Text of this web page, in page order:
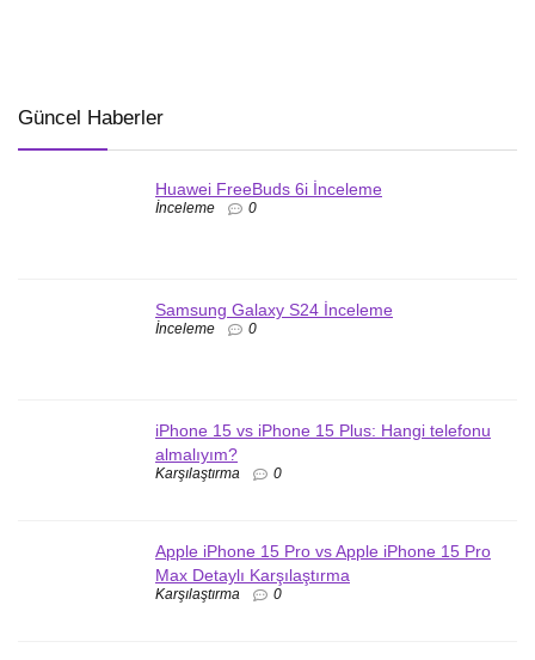
Güncel Haberler
Huawei FreeBuds 6i İnceleme
İnceleme 0
Samsung Galaxy S24 İnceleme
İnceleme 0
iPhone 15 vs iPhone 15 Plus: Hangi telefonu
almalıyım?
Karşılaştırma 0
Apple iPhone 15 Pro vs Apple iPhone 15 Pro
Max Detaylı Karşılaştırma
Karşılaştırma 0